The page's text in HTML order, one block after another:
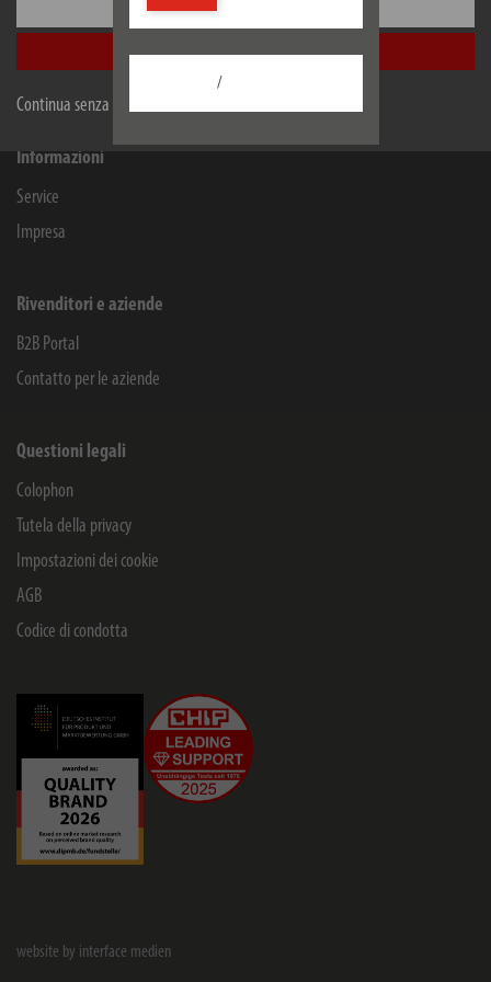
Configurare
Accetta tutti
Continua senza accettare
/
6340Baar/ZG
Informazioni
Service
Impresa
Rivenditori e aziende
B2B Portal
Contatto per le aziende
Questioni legali
Colophon
Tutela della privacy
Impostazioni dei cookie
AGB
Codice di condotta
website by interface medien